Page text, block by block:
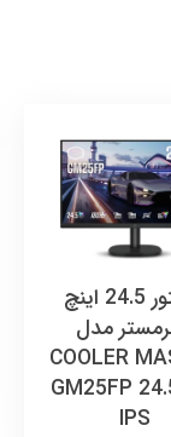
مانیتور 24.5 اینچ
مدل
COOLER
GM25FP
IPS